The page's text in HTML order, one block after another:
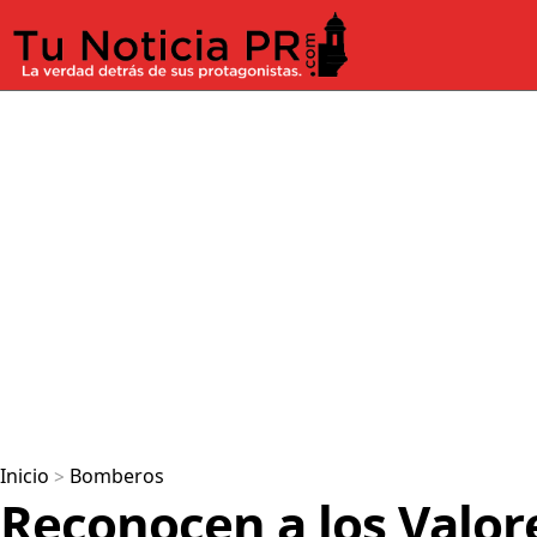
Inicio > Bomberos